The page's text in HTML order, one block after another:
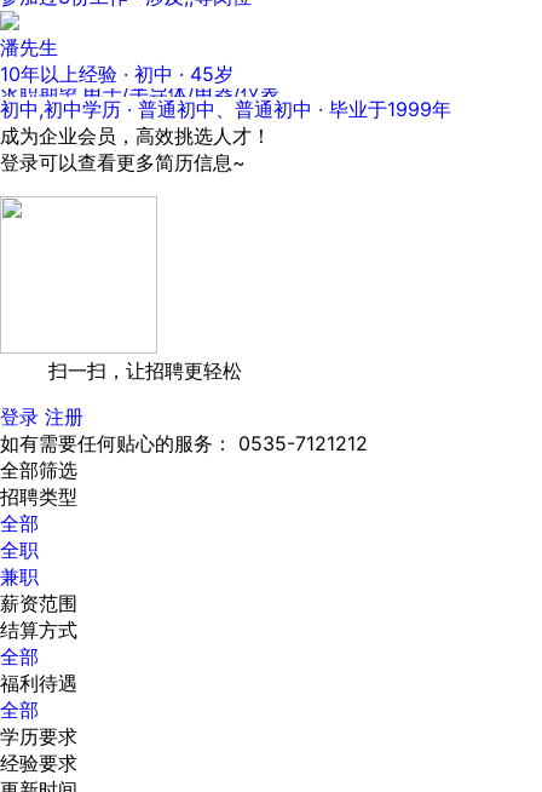
潘先生
10年以上经验 · 初中 · 45岁
求职期望 电子/半导体/电器/仪表
初中,初中学历 · 普通初中、普通初中 · 毕业于1999年
成为企业会员，高效挑选人才！
登录可以查看更多简历信息~
扫一扫，让招聘更轻松
登录 注册
如有需要任何贴心的服务： 0535-7121212
全部筛选
招聘类型
全部
全职
兼职
薪资范围
结算方式
全部
福利待遇
全部
学历要求
经验要求